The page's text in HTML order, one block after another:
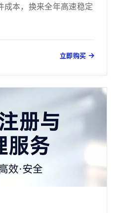
成本，换来全年高速稳定
立即购买 →